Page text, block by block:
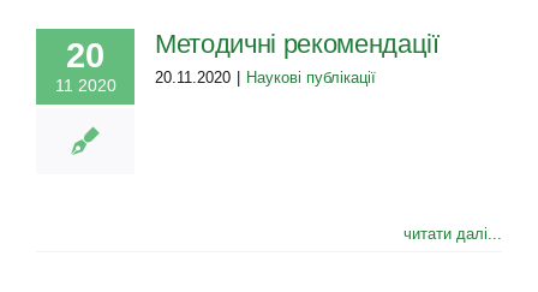
20
11 2020
Методичні рекомендації
20.11.2020 Наукові публікації
читати далі...